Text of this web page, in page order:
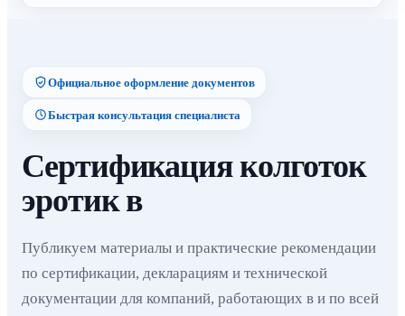
Официальное оформление документов
Быстрая консультация специалиста
Сертификация колготок
эротик в
Публикуем материалы и практические рекомендации
по сертификации, декларациям и технической
документации для компаний, работающих в и по всей